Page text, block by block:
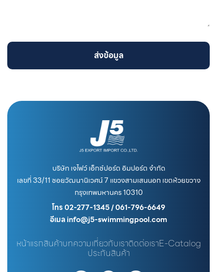
ส่งข้อมูล
บริษัท เจไฟว์ เอ็กซ์ปอร์ต อิมปอร์ต จำกัด
เลขที่ 33/11 ซอยวัฒนานิเวศน์ 7 แขวงสามเสนนอก เขตห้วยขวาง
กรุงเทพมหานคร 10310
โทร 02-277-1345 / 061-796-6649
อีเมล info@j5-swimmingpool.com
หน้าแรกสินค้าบทความเกี่ยวกับเราติดต่อเราE-Catalog
ประกันสินค้า